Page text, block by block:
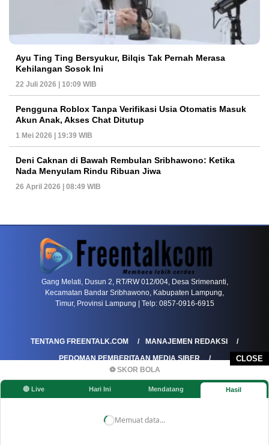
CLOSE
⚽ SKOR BOLA
🔴 Live Hari Ini Mendatang Hasil
Memuat data...
Ayu Ting Ting Bersyukur, Bilqis Tak Pernah Merasa
Kehilangan Sosok Ini
22 Juli 2026 | 10:09 WIB
Pengguna Roblox Tanpa Verifikasi Usia Otomatis Masuk
Akun Anak, Akses Chat Ditutup
1 Mei 2026 | 19:39 WIB
Deni Caknan di Bawah Rembulan Sribhawono: Ketika
Nada Menyulam Rindu Ribuan Jiwa
26 April 2026 | 08:49 WIB
PETIR800 LOGIN Baccarat Dan Evolusi Game Meja Digital
Gang Melati, Dusun 2, RT/RW 012/004, Desa Srimenanti,
Kecamatan Bandar Sribhawono, Kabupaten Lampung,
Timur, Provinsi Lampung | Telp: 0857-0916-6915
TENTANG FREENTALK.COM
MANAJEMEN REDAKSI
PEDOMAN PEMBERITAAN MEDIA SIBER
KOREKSI & KLARIFIKASI
KEBIJAKAN IKLAN / ADVERTORIAL